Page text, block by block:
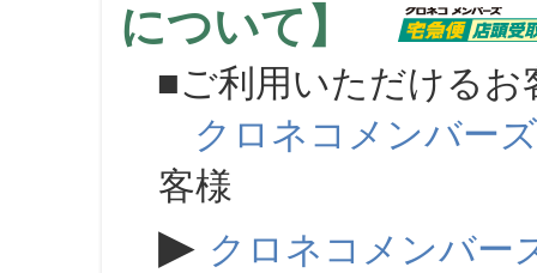
について】
■ご利用いただけるお
クロネコメンバーズ
客様
▶ クロネコメンバー